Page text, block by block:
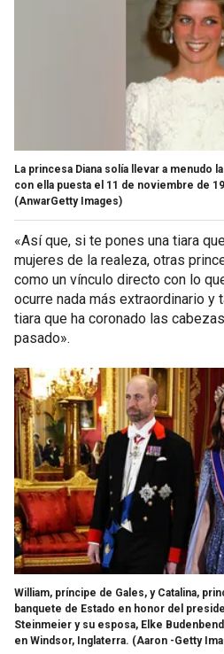
La princesa Diana solía llevar a menudo
con ella puesta el 11 de noviembre de
(AnwarGetty Images)
«Así que, si te pones una tiara
mujeres de la realeza, otras
como un vínculo directo con lo
ocurre nada más extraordinario y
tiara que ha coronado las
pasado».
William, príncipe de Gales, y Catalina,
banquete de Estado en honor del
Steinmeier y su esposa, Elke
en Windsor, Inglaterra. (Aaron -Getty